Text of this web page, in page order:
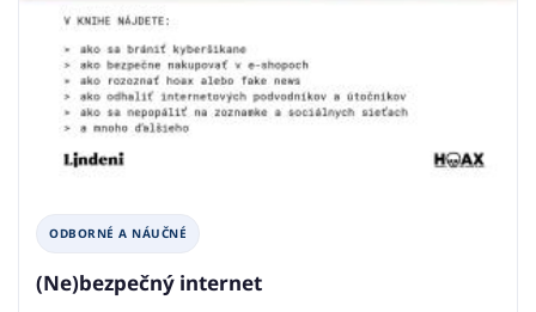
ODBORNÉ A NÁUČNÉ
(Ne)bezpečný internet